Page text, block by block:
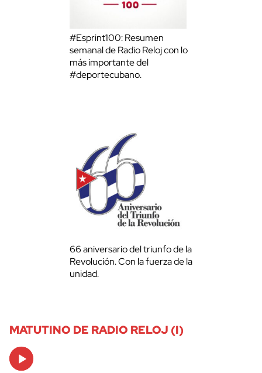
#Esprint100: Resumen
semanal de Radio Reloj con lo
más importante del
#deportecubano.
66 aniversario del triunfo de la
Revolución. Con la fuerza de la
unidad.
MATUTINO DE RADIO RELOJ (I)
Audio
Player